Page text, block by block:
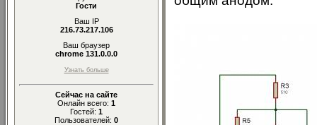
Гости
Ваш IP
216.73.217.106
Ваш браузер
chrome 131.0.0.0
Узнать больше
Сейчас на сайте
Онлайн всего: 1
Гостей: 1
Пользователей: 0